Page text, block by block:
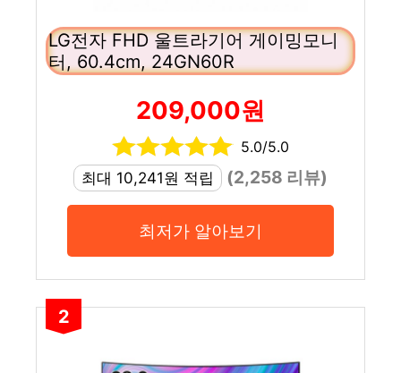
LG전자 FHD 울트라기어 게이밍모니
터, 60.4cm, 24GN60R
209,000원
5.0/5.0
최대 10,241원 적립
(2,258 리뷰)
최저가 알아보기
2